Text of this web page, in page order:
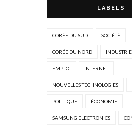
LABELS
CORÉE DU SUD SOCIÉTÉ
CORÉE DU NORD INDUSTRIE
EMPLOI INTERNET
NOUVELLES TECHNOLOGIES
POLITIQUE ÉCONOMIE
SAMSUNG ELECTRONICS